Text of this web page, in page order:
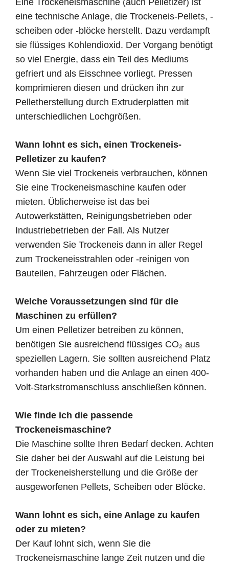
eine technische Anlage, die Trockeneis-Pellets, -
scheiben oder -blöcke herstellt. Dazu verdampft
sie flüssiges Kohlendioxid. Der Vorgang benötigt
so viel Energie, dass ein Teil des Mediums
gefriert und als Eisschnee vorliegt. Pressen
komprimieren diesen und drücken ihn zur
Pelletherstellung durch Extruderplatten mit
unterschiedlichen Lochgrößen.
Wann lohnt es sich, einen Trockeneis-
Pelletizer zu kaufen?
Wenn Sie viel Trockeneis verbrauchen, können
Sie eine Trockeneismaschine kaufen oder
mieten. Üblicherweise ist das bei
Autowerkstätten, Reinigungsbetrieben oder
Industriebetrieben der Fall. Als Nutzer
verwenden Sie Trockeneis dann in aller Regel
zum Trockeneisstrahlen oder -reinigen von
Bauteilen, Fahrzeugen oder Flächen.
Welche Voraussetzungen sind für die
Maschinen zu erfüllen?
Um einen Pelletizer betreiben zu können,
benötigen Sie ausreichend flüssiges CO₂ aus
speziellen Lagern. Sie sollten ausreichend Platz
vorhanden haben und die Anlage an einen 400-
Volt-Starkstromanschluss anschließen können.
Wie finde ich die passende
Trockeneismaschine?
Die Maschine sollte Ihren Bedarf decken. Achten
Sie daher bei der Auswahl auf die Leistung bei
der Trockeneisherstellung und die Größe der
ausgeworfenen Pellets, Scheiben oder Blöcke.
Wann lohnt es sich, eine Anlage zu kaufen
oder zu mieten?
Der Kauf lohnt sich, wenn Sie die
Trockeneismaschine lange Zeit nutzen und die